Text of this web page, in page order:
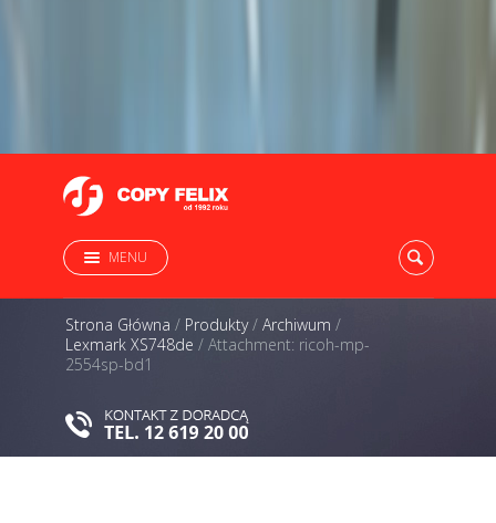
MENU
Strona Główna / Produkty/ Archiwum /
Lexmark XS748de / Attachment: ricoh-mp-
2554sp-bd1